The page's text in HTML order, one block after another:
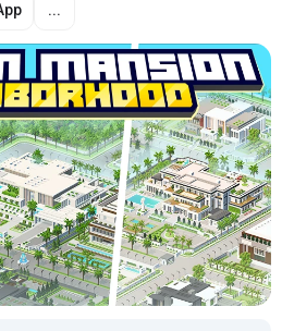
...